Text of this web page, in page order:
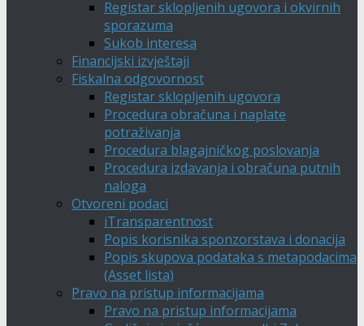
Registar sklopljenih ugovora i okvirnih
sporazuma
Sukob interesa
Financijski izvještaji
Fiskalna odgovornost
Registar sklopljenih ugovora
Procedura obračuna i naplate
potraživanja
Procedura blagajničkog poslovanja
Procedura izdavanja i obračuna putnih
naloga
Otvoreni podaci
iTransparentnost
Popis korisnika sponzorstava i donacija
Popis skupova podataka s metapodacima
(Asset lista)
Pravo na pristup informacijama
Pravo na pristup informacijama